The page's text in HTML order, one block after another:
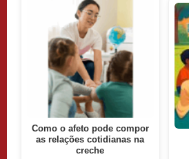
Como o afeto pode compor
as relações cotidianas na
creche